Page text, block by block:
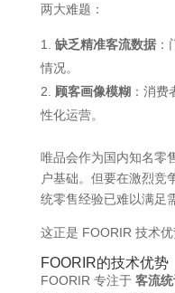
两大难题：
缺乏精准客流数据：
情况。
顾客画像模糊：消费
性化运营。
唯品会作为国内知名零
户基础。但要在激烈竞
统零售经验已难以满足
这正是 FOORIR 技术优
FOORIR的技术优势
FOORIR 专注于 客流